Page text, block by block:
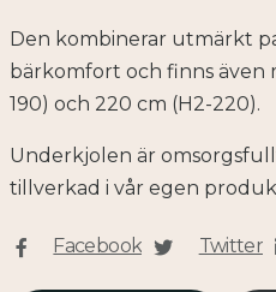
Den kombinerar utmärkt
bärkomfort och finns även
190) och 220 cm (H2-220).
Underkjolen är
tillverkad i vår egen
Facebook Twitter